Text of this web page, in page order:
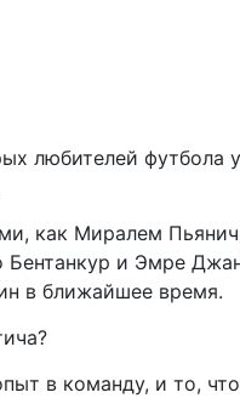
любителей футбола
как Миралем
и Эмре
в ближайшее время.
в команду, и то,